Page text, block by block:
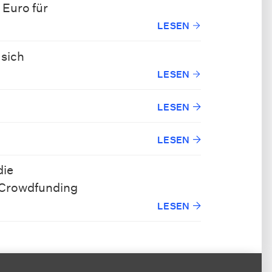
für
LESEN
LESEN
LESEN
LESEN
LESEN